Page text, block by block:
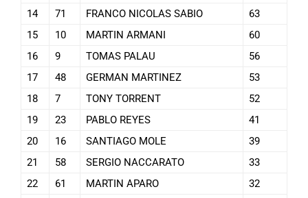
14
71 FRANCO NICOLAS SABIO
63
15
10 MARTIN ARMANI
60
16
9 TOMAS PALAU
56
17
48 GERMAN MARTINEZ
53
18
7 TONY TORRENT
52
19
23 PABLO REYES
41
20
16 SANTIAGO MOLE
39
21
58 SERGIO NACCARATO
33
22
61 MARTIN APARO 32